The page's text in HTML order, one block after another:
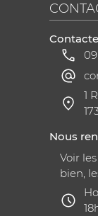
09
1
Nous
Voir
bien,